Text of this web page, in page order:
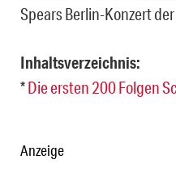
Spears Berlin-Konzert der
Inhaltsverzeichnis:
*Die ersten 200 Folgen
Anzeige